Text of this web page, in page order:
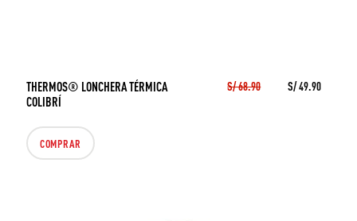
THERMOS® LONCHERA TÉRMICA
COLIBRÍ
S/ 68.90 S/ 49.90
COMPRAR